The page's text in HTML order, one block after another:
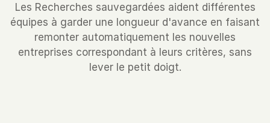
Les Recherches sauvegardées aident différentes
équipes à garder une longueur d'avance en faisant
remonter automatiquement les nouvelles
entreprises correspondant à leurs critères, sans
lever le petit doigt.